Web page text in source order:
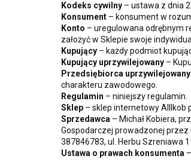
Kodeks cywilny – ustawa z dnia
Konsument – konsument w
Konto – uregulowana odrębnym
założyć w Sklepie swoje
Kupujący – każdy podmiot
Kupujący uprzywilejowany –
Przedsiębiorca uprzywilejowany
charakteru zawodowego.
Regulamin – niniejszy regulamin.
Sklep – sklep internetowy Alllkob
Sprzedawca – Michał Kobiera,
Gospodarczej prowadzonej przez
387846783, ul. Herbu Szreniawa
Ustawa o prawach konsumenta